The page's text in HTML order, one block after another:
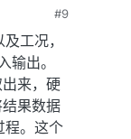
#9
工况，
出。
来，硬
果数据
程。这个